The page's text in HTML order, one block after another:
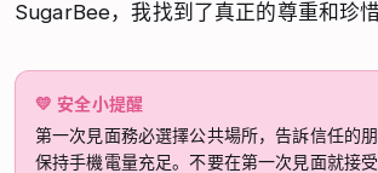
SugarBee，我找到了真正的尊重和珍惜
💛安全小提醒
第一次見面務必選擇公共場所，告訴信任的
保持手機電量充足。不要在第一次見面就接